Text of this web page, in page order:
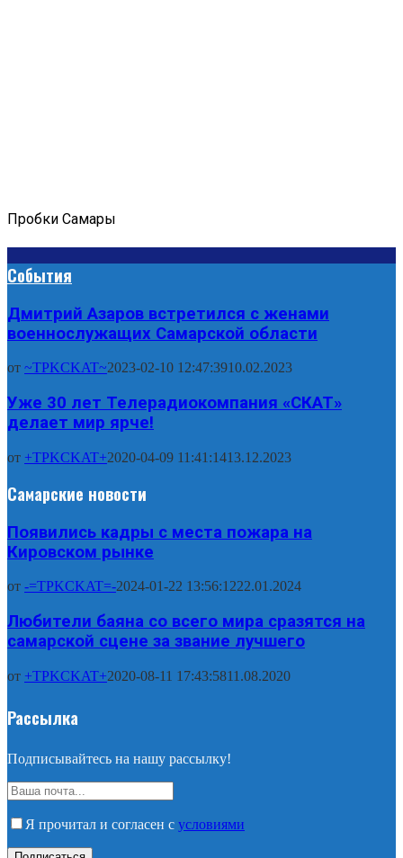
Пробки Самары
События
Дмитрий Азаров встретился с женами
военнослужащих Самарской области
от ~TPKCKAT~2023-02-10 12:47:3910.02.2023
Уже 30 лет Телерадиокомпания «СКАТ»
делает мир ярче!
от +TPKCKAT+2020-04-09 11:41:1413.12.2023
Самарские новости
Появились кадры с места пожара на
Кировском рынке
от -=TPKCKAT=-2024-01-22 13:56:1222.01.2024
Любители баяна со всего мира сразятся на
самарской сцене за звание лучшего
от +TPKCKAT+2020-08-11 17:43:5811.08.2020
Рассылка
Подписывайтесь на нашу рассылку!
Я прочитал и согласен с условиями